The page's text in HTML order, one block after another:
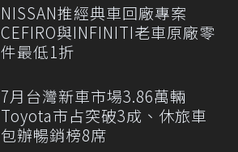
NISSAN推經典車回廠專案
CEFIRO與INFINITI老車原廠零
件最低1折
7月台灣新車市場3.86萬輛
Toyota市占突破3成、休旅車
包辦暢銷榜8席